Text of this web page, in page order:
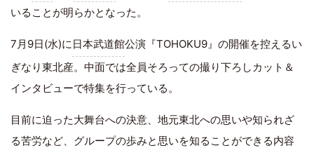
いることが明らかとなった。
7月9日(水)に 日本武道館公演『TOHOKU9』の開催を控えるい
ぎなり東北産。中面では全員そろっての撮り下ろしカット＆
インタビューで特集を行っている。
目前に迫った大舞台への決意、地元東北への思いや知られざ
る苦労など、グループの歩みと思いを知ることができる内容